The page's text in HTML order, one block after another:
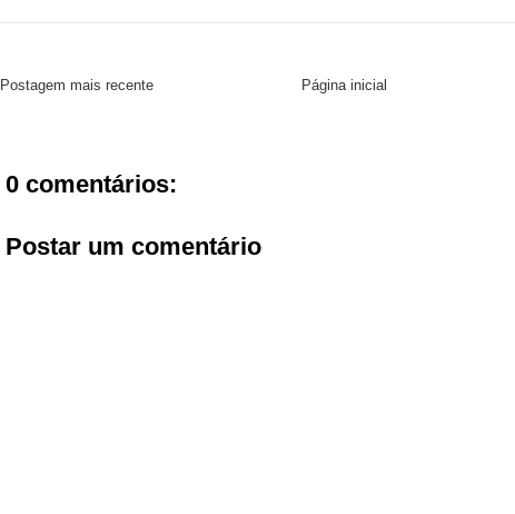
Postagem mais recente Página inicial
0 comentários:
Postar um comentário